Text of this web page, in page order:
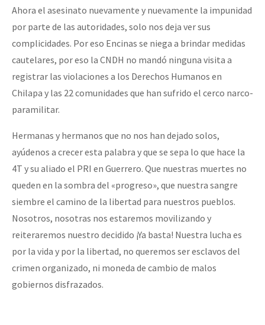
Ahora el asesinato nuevamente y nuevamente la impunidad
por parte de las autoridades, solo nos deja ver sus
complicidades. Por eso Encinas se niega a brindar medidas
cautelares, por eso la CNDH no mandó ninguna visita a
registrar las violaciones a los Derechos Humanos en
Chilapa y las 22 comunidades que han sufrido el cerco narco-
paramilitar.
Hermanas y hermanos que no nos han dejado solos,
ayúdenos a crecer esta palabra y que se sepa lo que hace la
4T y su aliado el PRI en Guerrero. Que nuestras muertes no
queden en la sombra del «progreso», que nuestra sangre
siembre el camino de la libertad para nuestros pueblos.
Nosotros, nosotras nos estaremos movilizando y
reiteraremos nuestro decidido ¡Ya basta! Nuestra lucha es
por la vida y por la libertad, no queremos ser esclavos del
crimen organizado, ni moneda de cambio de malos
gobiernos disfrazados.